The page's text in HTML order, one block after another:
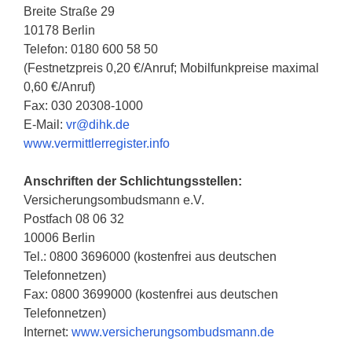
Breite Straße 29
10178 Berlin
Telefon: 0180 600 58 50
(Festnetzpreis 0,20 €/Anruf; Mobilfunkpreise maximal
0,60 €/Anruf)
Fax: 030 20308-1000
E-Mail: vr@dihk.de
www.vermittlerregister.info
Anschriften der Schlichtungsstellen:
Versicherungsombudsmann e.V.
Postfach 08 06 32
10006 Berlin
Tel.: 0800 3696000 (kostenfrei aus deutschen
Telefonnetzen)
Fax: 0800 3699000 (kostenfrei aus deutschen
Telefonnetzen)
Internet: www.versicherungsombudsmann.de